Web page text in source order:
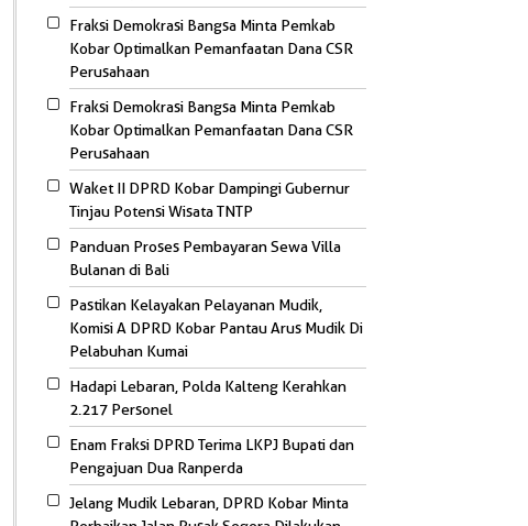
Fraksi Demokrasi Bangsa Minta Pemkab
Kobar Optimalkan Pemanfaatan Dana CSR
Perusahaan
Fraksi Demokrasi Bangsa Minta Pemkab
Kobar Optimalkan Pemanfaatan Dana CSR
Perusahaan
Waket II DPRD Kobar Dampingi Gubernur
Tinjau Potensi Wisata TNTP
Panduan Proses Pembayaran Sewa Villa
Bulanan di Bali
Pastikan Kelayakan Pelayanan Mudik,
Komisi A DPRD Kobar Pantau Arus Mudik Di
Pelabuhan Kumai
Hadapi Lebaran, Polda Kalteng Kerahkan
2.217 Personel
Enam Fraksi DPRD Terima LKPJ Bupati dan
Pengajuan Dua Ranperda
Jelang Mudik Lebaran, DPRD Kobar Minta